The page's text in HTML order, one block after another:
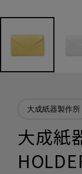
大成紙器製作所
大成紙